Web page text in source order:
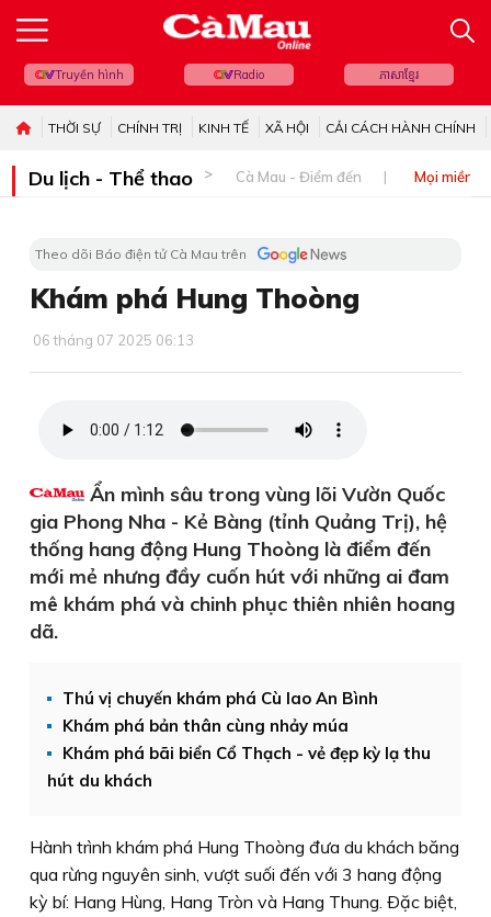
Truyền hình Radio ភាសាខ្មែរ
THỜI SỰ CHÍNH TRỊ KINH TẾ XÃ HỘI CẢI CÁCH HÀNH CHÍNH
Du lịch - Thể thao Cà Mau - Điểm đến Mọi miền
Theo dõi Báo điện tử Cà Mau trên
Khám phá Hung Thoòng
06 tháng 07 2025 06:13
Ẩn mình sâu trong vùng lõi Vườn Quốc
gia Phong Nha - Kẻ Bàng (tỉnh Quảng Trị), hệ
thống hang động Hung Thoòng là điểm đến
mới mẻ nhưng đầy cuốn hút với những ai đam
mê khám phá và chinh phục thiên nhiên hoang
dã.
Thú vị chuyến khám phá Cù lao An Bình
Khám phá bản thân cùng nhảy múa
Khám phá bãi biển Cổ Thạch - vẻ đẹp kỳ lạ thu
hút du khách
Hành trình khám phá Hung Thoòng đưa du khách băng
qua rừng nguyên sinh, vượt suối đến với 3 hang động
kỳ bí: Hang Hùng, Hang Tròn và Hang Thung. Ðặc biệt,